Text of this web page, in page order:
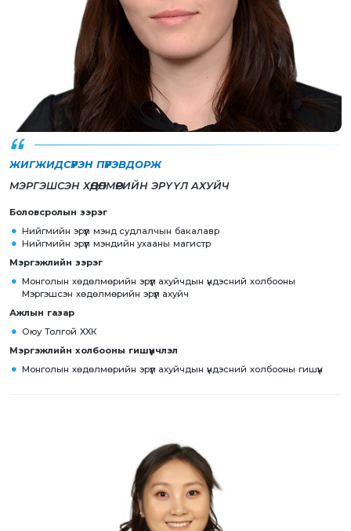
ЖИГЖИДСҮРЭН ПҮРЭВДОРЖ
МЭРГЭШСЭН ХӨДӨЛМӨРИЙН ЭРҮҮЛ АХУЙЧ
Боловсролын зэрэг
Нийгмийн эрүүл мэнд судлалчын бакалавр
Нийгмийн эрүүл мэндийн ухааны магистр
Мэргэжлийн зэрэг
Монголын хөдөлмөрийн эрүүл ахуйчдын үндэсний холбооны
Мэргэшсэн хөдөлмөрийн эрүүл ахуйч
Ажлын газар
Оюу Толгой ХХК
Мэргэжлийн холбооны гишүүнчлэл
Монголын хөдөлмөрийн эрүүл ахуйчдын үндэсний холбооны гишүүн